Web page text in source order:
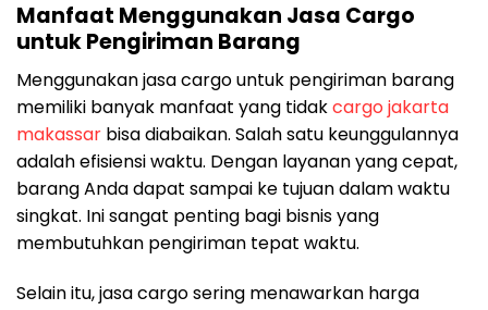
Manfaat Menggunakan Jasa Cargo
untuk Pengiriman Barang
Menggunakan jasa cargo untuk pengiriman barang
memiliki banyak manfaat yang tidakcargo jakarta
makassar bisa diabaikan. Salah satu keunggulannya
adalah efisiensi waktu. Dengan layanan yang cepat,
barang Anda dapat sampai ke tujuan dalam waktu
singkat. Ini sangat penting bagi bisnis yang
membutuhkan pengiriman tepat waktu.
Selain itu, jasa cargo sering menawarkan harga